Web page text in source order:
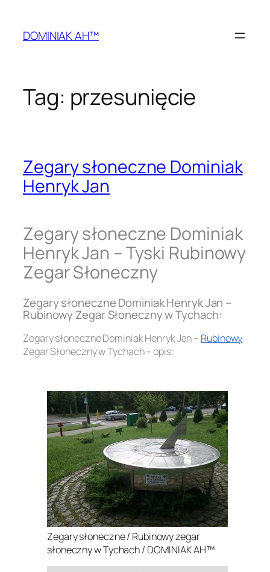
treściDOMINIAK AH™
Tag: przesunięcie
Zegary słoneczne Dominiak
Henryk Jan
Zegary słoneczne Dominiak
Henryk Jan – Tyski Rubinowy
Zegar Słoneczny
Zegary słoneczne Dominiak Henryk Jan –
Rubinowy Zegar Słoneczny w Tychach:
Zegary słoneczne Dominiak Henryk Jan – Rubinowy
Zegar Słoneczny w Tychach – opis:
Zegary słoneczne / Rubinowy zegar
słoneczny w Tychach / DOMINIAK AH™